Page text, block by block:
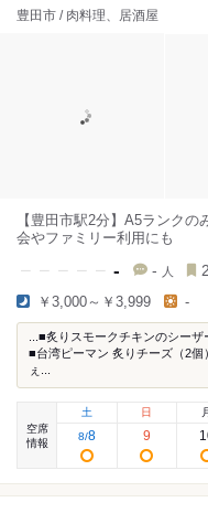
豊田市 / 肉料理、居酒屋
【豊田市駅2分】A5ランク
会やファミリー利用にも
- - 人
￥3,000～￥3,999 -
...■炙りスモークチキンのシー
■台湾ピーマン 炙りチーズ（2個
ぇ...
空席
情報
土
8/8
日
9
月